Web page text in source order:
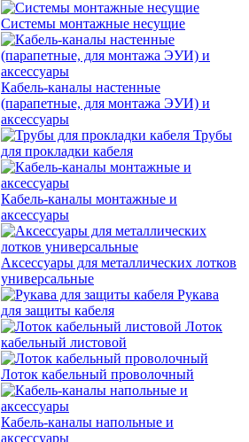
Системы монтажные несущие
Кабель-каналы настенные
(парапетные, для монтажа ЭУИ) и
аксессуары
Трубы
для прокладки кабеля
Кабель-каналы монтажные и
аксессуары
Аксессуары для металлических лотков
универсальные
Рукава
для защиты кабеля
Лоток
кабельный листовой
Лоток кабельный проволочный
Кабель-каналы напольные и
аксессуары